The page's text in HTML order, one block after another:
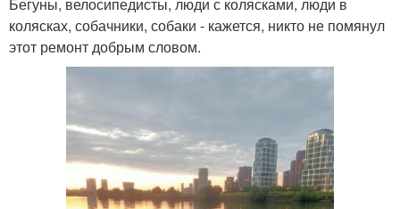
колясках, собачники, собаки - кажется, никто не помянул
этот ремонт добрым словом.